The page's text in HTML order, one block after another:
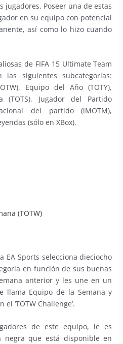
jugadores. Poseer una de estas
en su equipo con potencial
así como lo hizo cuando
de FIFA 15 Ultimate Team
siguientes subcategorías:
Equipo del Año (TOTY),
(TOTS), Jugador del Partido
del partido (iMOTM),
(sólo en XBox).
(TOTW)
EA Sports selecciona dieciocho
en función de sus buenas
anterior y les une en un
llama Equipo de la Semana y
‘TOTW Challenge’.
de este equipo, le es
negra que está disponible en